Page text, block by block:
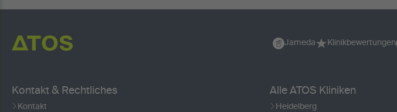
Jameda Klinikbewertungen
Kontakt & Rechtliches
Kontakt
Alle ATOS Kliniken
Heidelberg